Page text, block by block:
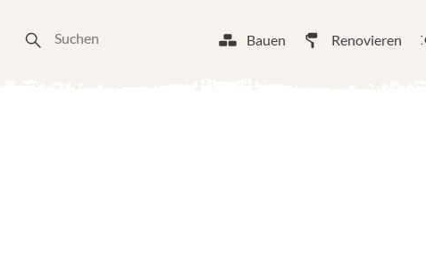
Bauen Renovieren